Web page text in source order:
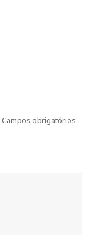
Campos obrigatórios